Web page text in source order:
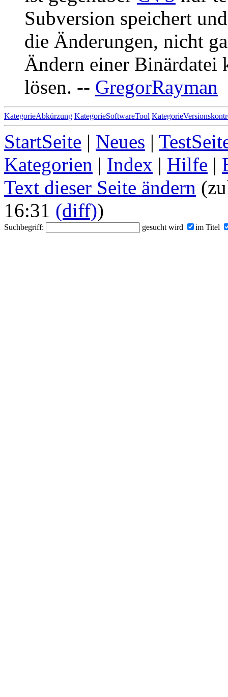
Subversion speichert
die Änderungen, nicht
Ändern einer Binärdatei
lösen. -- GregorRayman
KategorieAbkürzung KategorieSoftwareTool
StartSeite | Neues |
Kategorien | Index | Hilfe |
Text dieser Seite ändern
16:31 (diff))
Suchbegriff: gesucht wird im Titel